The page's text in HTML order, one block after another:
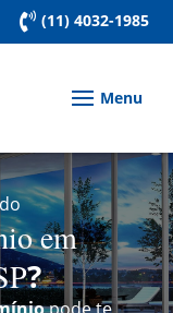
 (11) 4032-1985
em
?